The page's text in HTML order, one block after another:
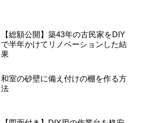
【総額公開】築43年の古民家をDIY
で半年かけてリノベーションした結
果
和室の砂壁に備え付けの棚を作る方
法